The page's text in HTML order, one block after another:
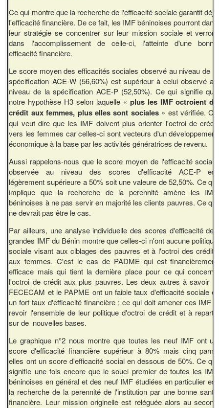
Ce qui montre que la recherche de l'efficacité sociale garantit déjà
l'efficacité financière. De ce fait, les IMF béninoises pourront dans
leur stratégie se concentrer sur leur mission sociale et verront
dans l'accomplissement de celle-ci, l'atteinte d'une bonne
efficacité financière.
Le score moyen des efficacités sociales observé au niveau de la
spécification ACE-W (56,60%) est supérieur à celui observé au
niveau de la spécification ACE-P (52,50%). Ce qui signifie que
notre hypothèse H3 selon laquelle « plus les IMF octroient de
crédit aux femmes, plus elles sont sociales» est vérifiée. Ce
qui veut dire que les IMF doivent plus orienter l'octroi de crédit
vers les femmes car celles-ci sont vecteurs d'un développement
économique à la base par les activités génératrices de revenu.
Aussi rappelons-nous que le score moyen de l'efficacité sociale
observée au niveau des scores d'efficacité ACE-P est
légèrement supérieure a 50% soit une valeure de 52,50%. Ce qui
implique que la recherche de la perennité amène les IMF
béninoises à ne pas servir en majorité les clients pauvres. Ce qui
ne devrait pas être le cas.
Par ailleurs, une analyse individuelle des scores d'efficacité des
grandes IMF du Bénin montre que celles-ci n'ont aucune politique
sociale visant aux ciblages des pauvres et à l'octroi des crédits
aux femmes. C'est le cas de PADME qui est financièrement
efficace mais qui tient la dernière place pour ce qui concerne
l'octroi de crédit aux plus pauvres. Les deux autres à savoir la
FECECAM et le PAPME ont un faible taux d'efficacité sociale et
un fort taux d'efficacité financière ; ce qui doit amener ces IMF à
revoir l'ensemble de leur politique d'octroi de crédit et à repartir
sur de nouvelles bases.
Le graphique n°2 nous montre que toutes les neuf IMF ont un
score d'efficacité financière supérieur à 80% mais cinq parmi
elles ont un score d'efficacité social en dessous de 50%. Ce qui
signifie une fois encore que le souci premier de toutes les IMF
béninoises en général et des neuf IMF étudiées en particulier est
la recherche de la perennité de l'institution par une bonne santé
financière. Leur mission originelle est reléguée alors au second